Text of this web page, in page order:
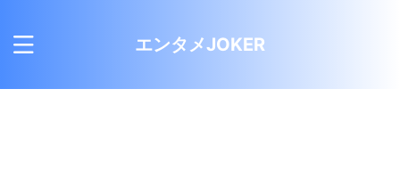
エンタメJOKER